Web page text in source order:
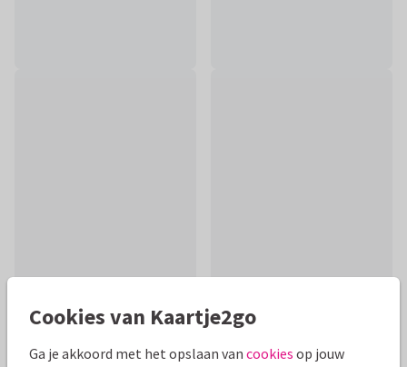
Cookies van Kaartje2go
Ga je akkoord met het opslaan van cookies op jouw